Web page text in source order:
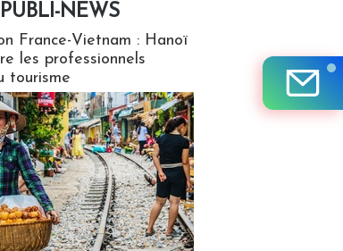
PUBLI-NEWS
France-Vietnam : Hanoï
les professionnels
tourisme